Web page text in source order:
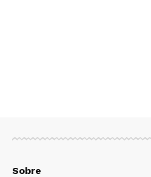
Sobre